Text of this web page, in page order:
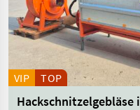
VIP TOP